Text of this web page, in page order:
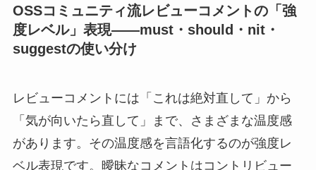
OSSコミュニティ流レビューコメントの「強
度レベル」表現——must・should・nit・
suggestの使い分け
レビューコメントには「これは絶対直して」から
「気が向いたら直して」まで、さまざまな温度感
があります。その温度感を言語化するのが強度レ
ベル表現です。曖昧なコメントはコントリビュー